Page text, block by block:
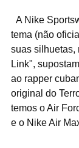
tema (não
suas silhuetas,
Link",
ao rapper
original do
temos o Air
e o Nike Air